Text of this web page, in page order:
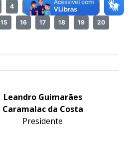
4 5 6 7 8 9 10
15 16 17 18 19 20
Leandro Guimarães
Caramalac da Costa
Presidente